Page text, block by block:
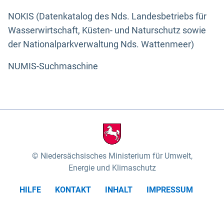
NOKIS (Datenkatalog des Nds. Landesbetriebs für
Wasserwirtschaft, Küsten- und Naturschutz sowie
der Nationalparkverwaltung Nds. Wattenmeer)
NUMIS-Suchmaschine
Niedersächsisches Ministerium für Umwelt,
Energie und Klimaschutz
HILFE KONTAKT INHALT
IMPRESSUM